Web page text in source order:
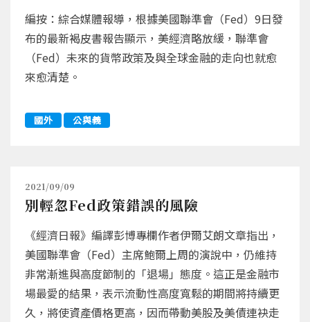
編按：綜合媒體報導，根據美國聯準會（Fed）9日發
布的最新褐皮書報告顯示，美經濟略放緩，聯準會
（Fed）未來的貨幣政策及與全球金融的走向也就愈
來愈清楚。
國外 公與義
2021/09/09
別輕忽Fed政策錯誤的風險
《經濟日報》編譯彭博專欄作者伊爾艾朗文章指出，
美國聯準會（Fed）主席鮑爾上周的演說中，仍維持
非常漸進與高度節制的「退場」態度。這正是金融市
場最愛的結果，表示流動性高度寬鬆的期間將持續更
久，將使資產價格更高，因而帶動美股及美債連袂走